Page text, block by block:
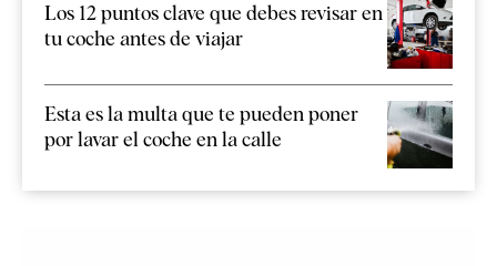
Los 12 puntos clave que debes revisar en
tu coche antes de viajar
Esta es la multa que te pueden poner
por lavar el coche en la calle